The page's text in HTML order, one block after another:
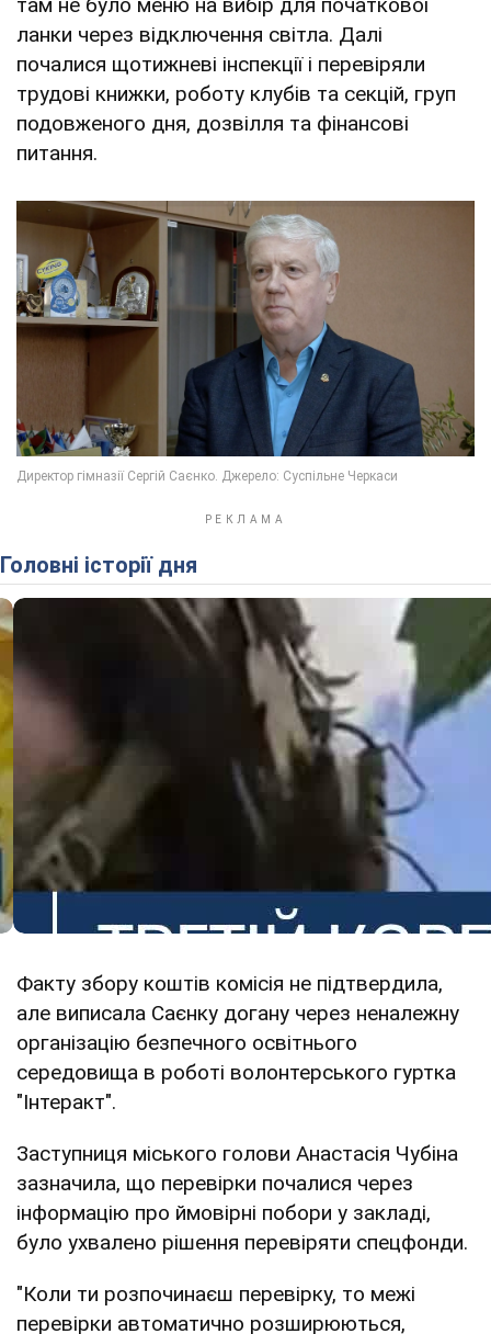
ланки через відключення світла. Далі
почалися щотижневі інспекції і перевіряли
трудові книжки, роботу клубів та секцій, груп
подовженого дня, дозвілля та фінансові
питання.
Головні історії дня
Факту збору коштів комісія не підтвердила,
але виписала Саєнку догану через неналежну
організацію безпечного освітнього
середовища в роботі волонтерського гуртка
"Інтеракт".
Заступниця міського голови Анастасія Чубіна
зазначила, що перевірки почалися через
інформацію про ймовірні побори у закладі,
було ухвалено рішення перевіряти спецфонди.
"Коли ти розпочинаєш перевірку, то межі
перевірки автоматично розширюються,